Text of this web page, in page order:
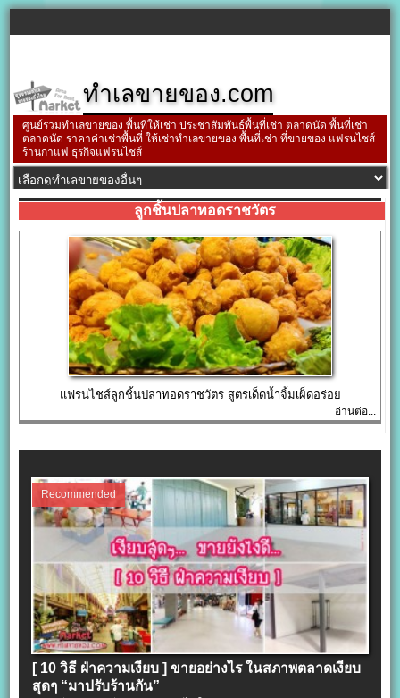
ทำเลขายของ.com
ศูนย์รวมทำเลขายของ พื้นที่ให้เช่า ประชาสัมพันธ์พื้นที่เช่า ตลาดนัด พื้นที่เช่า
ตลาดนัด ราคาค่าเช่าพื้นที่ ให้เช่าทำเลขายของ พื้นที่เช่า ที่ขายของ แฟรนไชส์
ร้านกาแฟ ธุรกิจแฟรนไชส์
ลูกชิ้นปลาทอดราชวัตร
แฟรนไชส์ลูกชิ้นปลาทอดราชวัตร สูตรเด็ดน้ำจิ้มเผ็ดอร่อย
อ่านต่อ...
Recommended
[ 10 วิธี ฝ่าความเงียบ ] ขายอย่างไร ในสภาพตลาดเงียบ
สุดๆ “มาปรับร้านกัน”